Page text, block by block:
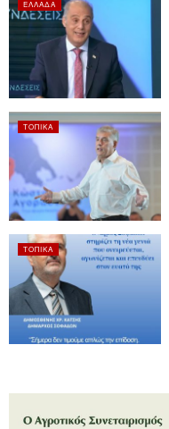
ΕΛΛΆΔΑ
ΤΟΠΙΚΆ
ΤΟΠΙΚΆ